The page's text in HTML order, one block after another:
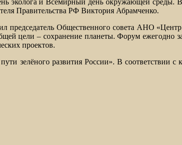
Правительства РФ Виктория Абрамченко.
председатель Общественного совета АНО
цели – сохранение планеты. Форум ежегодно
проектов.
зелёного развития России». В соответствии